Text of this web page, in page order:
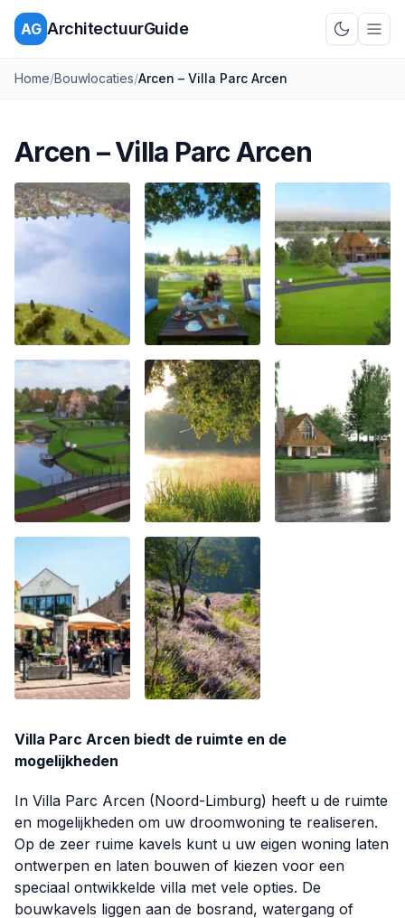
AG ArchitectuurGuide
Schakel
Home/Bouwlocaties/Arcen – Villa Parc Arcen
Arcen – Villa Parc Arcen
Villa Parc Arcen biedt de ruimte en de
mogelijkheden
In Villa Parc Arcen (Noord-Limburg) heeft u de ruimte
en mogelijkheden om uw droomwoning te realiseren.
Op de zeer ruime kavels kunt u uw eigen woning laten
ontwerpen en laten bouwen of kiezen voor een
speciaal ontwikkelde villa met vele opties. De
bouwkavels liggen aan de bosrand, watergang of